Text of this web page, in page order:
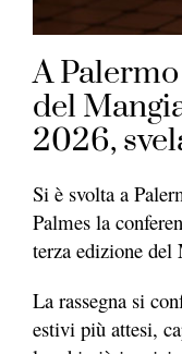
A
del
2026,
Si è svolta a
Palmes la
terza edizione del
La rassegna si
estivi più attesi,